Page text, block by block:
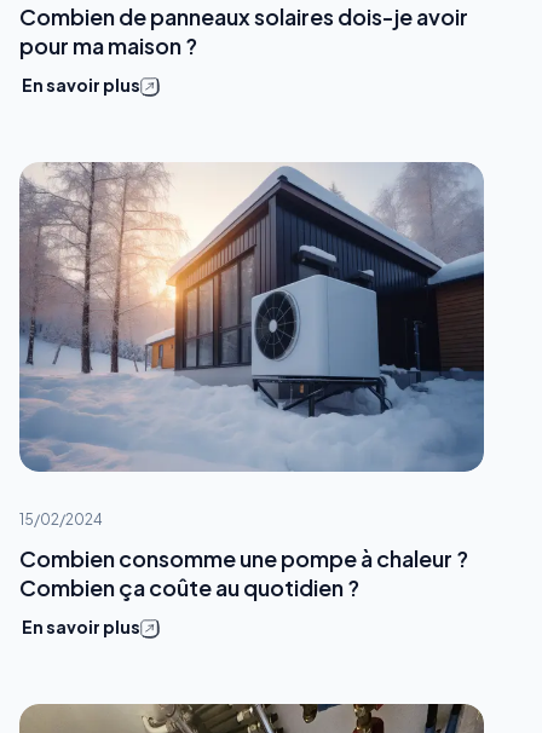
Combien de panneaux solaires dois-je avoir
pour ma maison ?
En savoir plus
15/02/2024
Combien consomme une pompe à chaleur ?
Combien ça coûte au quotidien ?
En savoir plus